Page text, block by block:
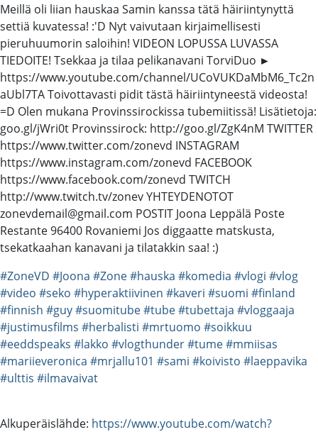
Meillä oli liian hauskaa Samin kanssa tätä häiriintynyttä
settiä kuvatessa! :'D Nyt vaivutaan kirjaimellisesti
pieruhuumorin saloihin! VIDEON LOPUSSA LUVASSA
TIEDOITE! Tsekkaa ja tilaa pelikanavani TorviDuo ►
https://www.youtube.com/channel/UCoVUKDaMbM6_Tc2n
aUbl7TA Toivottavasti pidit tästä häiriintyneestä videosta!
=D Olen mukana Provinssirockissa tubemiitissä! Lisätietoja:
goo.gl/jWri0t Provinssirock: http://goo.gl/ZgK4nM TWITTER
https://www.twitter.com/zonevd INSTAGRAM
https://www.instagram.com/zonevd FACEBOOK
https://www.facebook.com/zonevd TWITCH
http://www.twitch.tv/zonev YHTEYDENOTOT
zonevdemail@gmail.com POSTIT Joona Leppälä Poste
Restante 96400 Rovaniemi Jos diggaatte matskusta,
tsekatkaahan kanavani ja tilatakkin saa! :)
#ZoneVD #Joona #Zone#hauska #komedia #vlogi #vlog
#video #seko #hyperaktiivinen #kaveri #suomi #finland
#finnish #guy#suomitube#tube#tubettaja #vloggaaja
#justimusfilms #herbalisti #mrtuomo #soikkuu
#eeddspeaks #lakko #vlogthunder#tume#mmiisas
#mariieveronica #mrjallu101 #sami #koivisto #laeppavika
#ulttis #ilmavaivat
Alkuperäislähde: https://www.youtube.com/watch?